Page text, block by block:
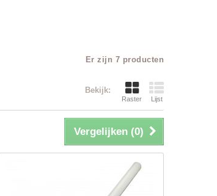
Er zijn 7 producten
Bekijk:
Raster Lijst
Vergelijken (0)